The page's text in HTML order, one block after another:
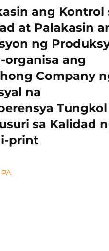
ang Kontrol
at Palakasin
ng
organisa ang
Company
na
Tungkol
sa Kalidad
print